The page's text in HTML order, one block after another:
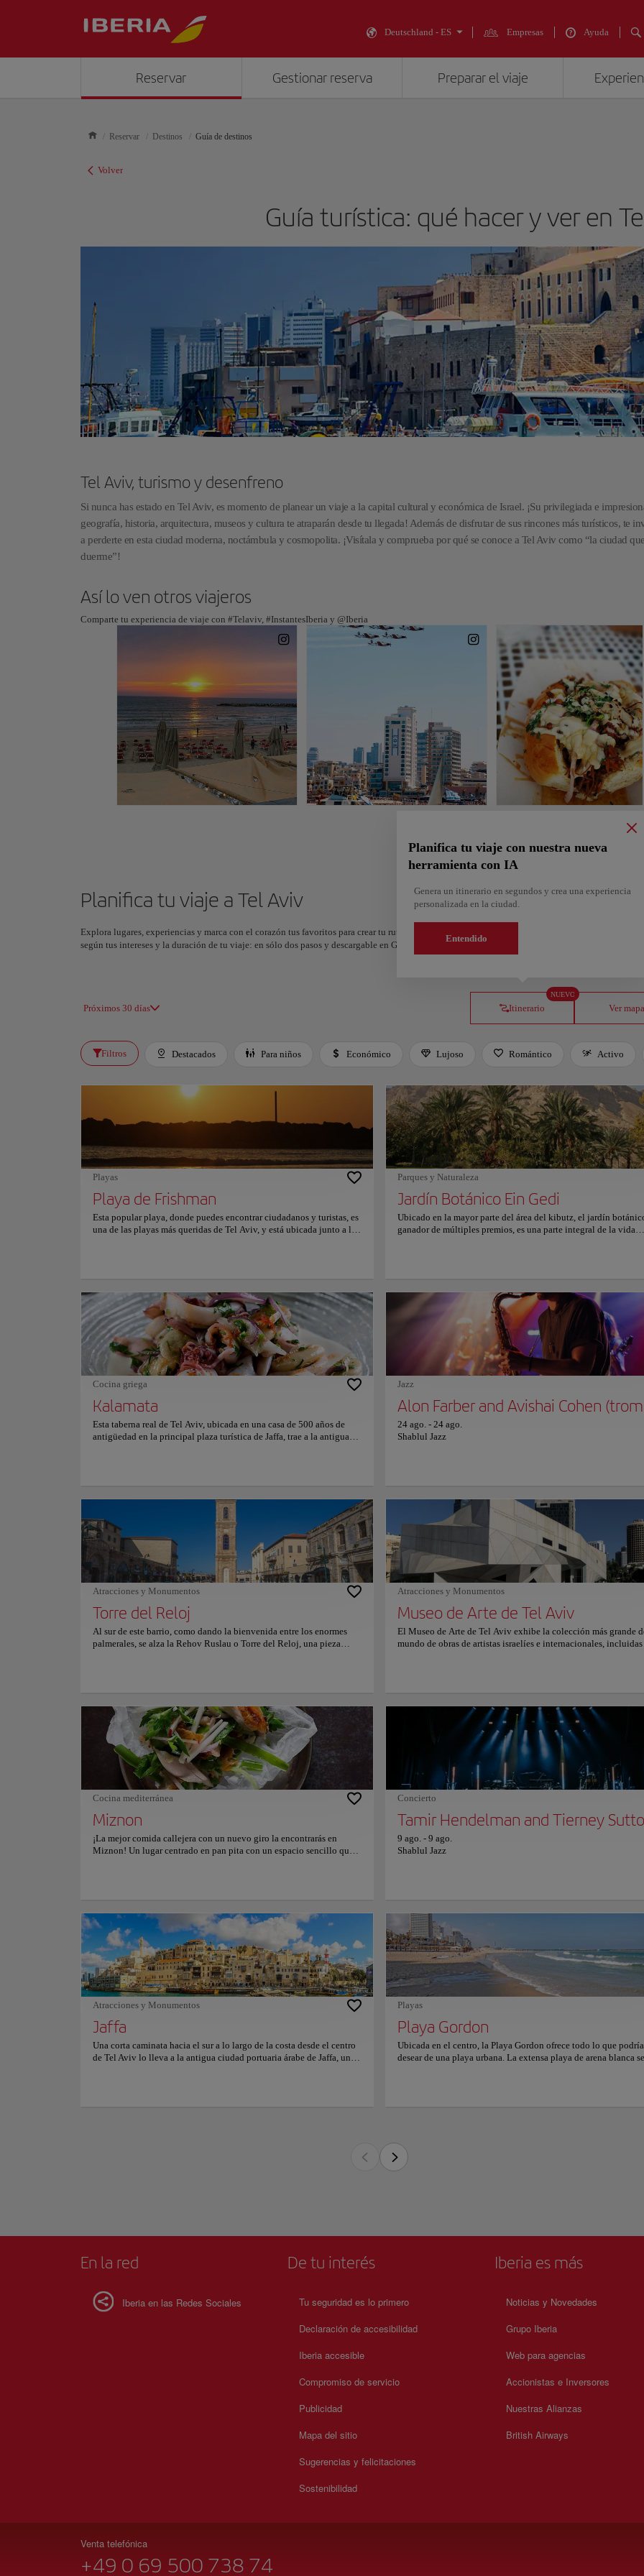
Deutschland - ES Empresas Ayuda
Reservar Gestionar reserva Preparar el viaje
Reservar Destinos Guía de destinos
Volver
Guía turística: qué hacer y ver en
Tel Aviv, turismo y desenfreno
Si nunca has estado en Tel Aviv, es momento de planear un viaje a la capital cultural y económica de Israel. ¡Su privilegiada e
geografía, historia, arquitectura, museos y cultura te atraparán desde tu llegada! Además de disfrutar de sus rincones más turísticos, te
a perderte en esta ciudad moderna, noctámbula y cosmopolita. ¡Visítala y comprueba por qué se conoce a Tel Aviv como “la ciudad
duerme”!
Así lo ven otros viajeros
Comparte tu experiencia de viaje con #Telaviv, #InstantesIberia y @Iberia
Planifica tu viaje a Tel Aviv
Explora lugares, experiencias y marca con el corazón tus favoritos para crear tu ruta y compartirla. ¿Quieres más ideas? Obtén un itinerario
según tus intereses y la duración de tu viaje: en sólo dos pasos y descargable en Google Maps.
Próximos 30 días Itinerario
NUEVO
Planifica tu viaje con nuestra nueva
herramienta con IA
Genera un itinerario en segundos y crea una experiencia
personalizada en la ciudad.
Entendido
Ver mapa
Filtros Destacados Para niños Económico Lujoso Romántico Activo
Playas
Playa de Frishman
Esta popular playa, donde puedes encontrar ciudadanos y turistas, es
una de las playas más queridas de Tel Aviv, y está ubicada junto a la
aquellos que se sienten inquietos todo el día, hay canchas de
voleibol de playa, una pista de ejercicios para hacer ejercicio bajo el
sol y muchos restaurantes y bares muy cerca en el paseo marítimo de
Tel Aviv. ¡Definitivamente, el lugar perfecto para disfrutar de un día
relajante y divertido!
Parques y Naturaleza
Jardín Botánico Ein Gedi
Ubicado en la mayor parte del área del kibutz, el jardín
ganador de múltiples premios, es una parte integral de la vida
marcadores numerados a lo largo de los jardines brindan una
fácil para el sendero para caminar, visitar la exhibición de
raras y en peligro de extinción y llegar a muchas atracciones
lugar. Ingrese al jardín por la carretera sur del estacionamiento,
camine por el jardín a través de los senderos señalizados y
del hermoso entorno del Jardín Botánico en el kibutz Ein Gedi.
más información sobre horarios y precios consulta su web oficial.
Cocina griega
Kalamata
Esta taberna real de Tel Aviv, ubicada en una casa de 500 años de
antigüedad en la principal plaza turística de Jaffa, trae a la antigua
ofrece una hermosa vista del Mar Mediterráneo y una experiencia
única que combina el mundo culinario de Tel Aviv con la herencia
de larga data de la Vieja Jaffa y sus mercados de comida. Kalamata es
definitivamente un restaurante con la combinación perfecta de
excelente comida, vistas espectaculares y ambiente mediterráneo que
no te puedes perder en Tel Aviv. Para más información sobre reservas
y precios consulta su web oficial.
Jazz
Alon Farber and Avishai Cohen
24 ago. - 24 ago.
Shablul Jazz
Atracciones y Monumentos
Torre del Reloj
Al sur de este barrio, como dando la bienvenida entre los enormes
palmerales, se alza la Rehov Ruslau o Torre del Reloj, una pieza
reloj de la torre simboliza la modernidad y fue motivo de orgullo
para los judíos y árabes de Jaffa que colaboraron en su construcción.
Visita esta torre que se cierne sobre la plaza central de Jaffa y ha sido
testigo de la presencia de las comunidades judías, musulmanas y
cristianas de Tierra Santa a lo largo de la historia.
Atracciones y Monumentos
Museo de Arte de Tel Aviv
El Museo de Arte de Tel Aviv exhibe la colección más grande
mundo de obras de artistas israelíes e internacionales, incluidas
a la perfección y es un referente en la escena del arte
de Israel; así que si planea visitar solo un museo de arte
cuando esté en Israel, ¡visite el Museo de Arte de Tel Aviv! Para
información sobre horarios y precios consulta su web oficial.
Cocina mediterránea
Miznon
¡La mejor comida callejera con un nuevo giro la encontrarás en
Miznon! Un lugar centrado en pan pita con un espacio sencillo que
carne lo esperan, al igual que pescado y papas fritas o ñame asado
con especias y coliflor. Reclame un asiento y espere a que se anuncie
su pedido en este lugar espacioso, ubicado en una pequeña colina en
Jaffa, mientras contempla la vista azul y cautivadora del mar. Para
más información sobre reservas y precios consulta su web oficial.
Concierto
Tamir Hendelman and Tierney
9 ago. - 9 ago.
Shablul Jazz
Atracciones y Monumentos
Jaffa
Una corta caminata hacia el sur a lo largo de la costa desde el centro
de Tel Aviv lo lleva a la antigua ciudad portuaria árabe de Jaffa, un
Playas
Playa Gordon
Ubicada en el centro, la Playa Gordon ofrece todo lo que
desear de una playa urbana. La extensa playa de arena blanca se
después del atardecer, varios bares al aire libre junto a la playa
ofrecen diversión nocturna para los fiesteros con DJs, bebidas y
Esta playa realmente merece una visita y lo mejor es que no te
Playas
Playa Gordon
Playa
Ubicada en el centro, la Playa Gordon ofrece todo lo que podrías desear de una playa urbana. La
blanca se extiende junto al paseo marítimo más moderno del país, donde los visitantes encontrarán
restaurantes, además de una zona de fitness, canchas de voleibol de playa, un parque infantil, una
agua salada rodeada de césped para relajarse, y múltiples proveedores de deportes acuáticos que
entretenimiento no falte en esta playa. Y si esto no fuera suficiente, después del atardecer, varios bares
la playa ofrecen diversión nocturna para los fiesteros con DJs, bebidas y baile.
Esta playa realmente merece una visita y lo mejor es que no te arrepentirás.
En la red
Iberia en las Redes Sociales
De tu interés
Tu seguridad es lo primero
Declaración de accesibilidad
Iberia accesible
Compromiso de servicio
Publicidad
Mapa del sitio
Sugerencias y felicitaciones
Sostenibilidad
Iberia es más
Noticias y Novedades
Grupo Iberia
Web para agencias
Accionistas e Inversores
Nuestras Alianzas
British Airways
Venta telefónica
+49 0 69 500 738 74